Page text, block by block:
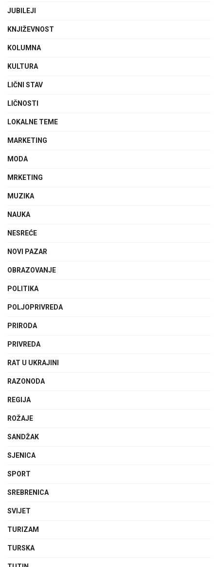
JUBILEJI
KNJIŽEVNOST
KOLUMNA
KULTURA
LIČNI STAV
LIČNOSTI
LOKALNE TEME
MARKETING
MODA
MRKETING
MUZIKA
NAUKA
NESREĆE
NOVI PAZAR
OBRAZOVANJE
POLITIKA
POLJOPRIVREDA
PRIRODA
PRIVREDA
RAT U UKRAJINI
RAZONODA
REGIJA
ROŽAJE
SANDŽAK
SJENICA
SPORT
SREBRENICA
SVIJET
TURIZAM
TURSKA